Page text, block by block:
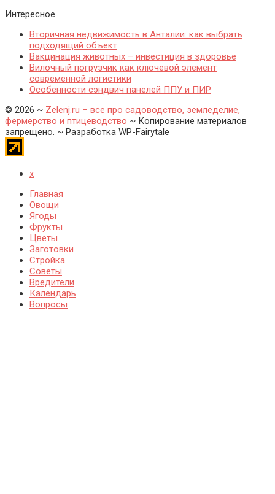
Интересное
Вторичная недвижимость в Анталии: как выбрать
подходящий объект
Вакцинация животных – инвестиция в здоровье
Вилочный погрузчик как ключевой элемент
современной логистики
Особенности сэндвич панелей ППУ и ПИР
© 2026 ~ Zelenj.ru – все про садоводство, земледелие,
фермерство и птицеводство ~ Копирование материалов
запрещено. ~ Разработка WP-Fairytale
x
Главная
Овощи
Ягоды
Фрукты
Цветы
Заготовки
Стройка
Советы
Вредители
Календарь
Вопросы